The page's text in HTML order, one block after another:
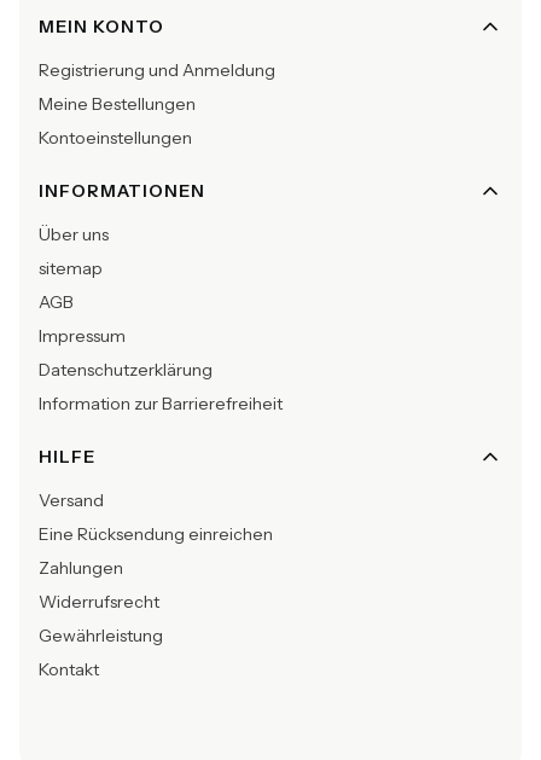
Fußzeilenmenü
MEIN KONTO
Registrierung und Anmeldung
Meine Bestellungen
Kontoeinstellungen
INFORMATIONEN
Über uns
sitemap
AGB
Impressum
Datenschutzerklärung
Information zur Barrierefreiheit
HILFE
Versand
Eine Rücksendung einreichen
Zahlungen
Widerrufsrecht
Gewährleistung
Kontakt